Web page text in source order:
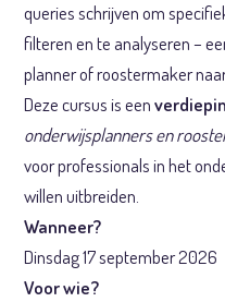
queries schrijven om
filteren en te analyseren –
planner of roostermaker
Deze cursus is een
onderwijsplanners en
voor professionals in het
willen uitbreiden.
Wanneer?
Dinsdag 17 september 2026
Voor wie?